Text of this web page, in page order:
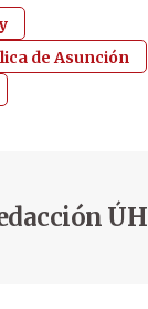
de Asunción
ÚH